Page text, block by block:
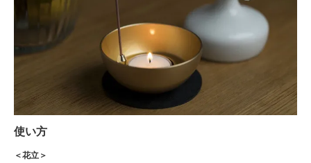
使い方
＜花立＞